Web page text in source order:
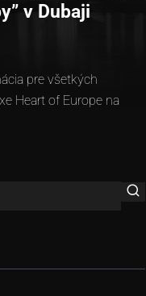
v Dubaji
pre všetkých
Heart of Europe na